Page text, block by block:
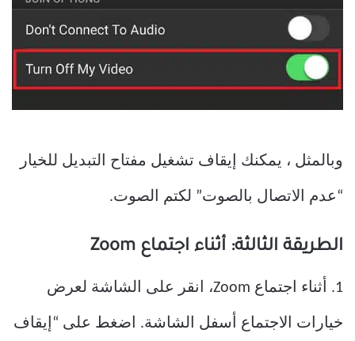
وبالمثل ، يمكنك إيقاف تشغيل مفتاح التبديل للخيار
“عدم الاتصال بالصوت” لكتم الصوت.
الطريقة الثالثة: أثناء اجتماع Zoom
1. أثناء اجتماع Zoom، انقر على الشاشة لعرض
خيارات الاجتماع أسفل الشاشة. اضغط على “إيقاف